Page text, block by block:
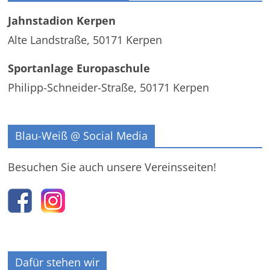
Jahnstadion Kerpen
Alte Landstraße, 50171 Kerpen
Sportanlage Europaschule
Philipp-Schneider-Straße, 50171 Kerpen
Blau-Weiß @ Social Media
Besuchen Sie auch unsere Vereinsseiten!
Dafür stehen wir